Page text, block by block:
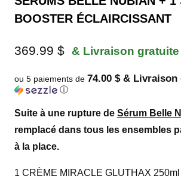
BOOSTER ÉCLAIRCISSANT
369.99 $ & Livraison gratuite
ou 5 paiements de 74.00 $ &
ⓘ
Suite à une rupture de Sérum Belle
remplacé dans tous les ensembles
à la place.
1 CRÈME MIRACLE GLUTHAX 250ml